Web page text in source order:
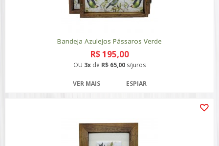
Bandeja Azulejos Pássaros Verde
R$ 195,00
OU 3x de R$ 65,00 s/juros
VER MAIS ESPIAR